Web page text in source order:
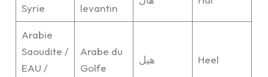
Syrie
levantin
Arabie
Saoudite /
EAU /
Arabe du
Golfe
هيل Heel